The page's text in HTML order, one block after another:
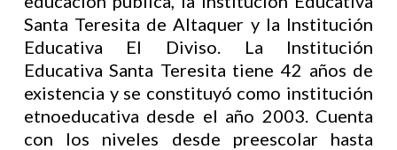
Santa Teresita de Altaquer y la Institución
Educativa El Diviso. La Institución
Educativa Santa Teresita tiene 42 años de
existencia y se constituyó como institución
etnoeducativa desde el año 2003. Cuenta
con los niveles desde preescolar hasta